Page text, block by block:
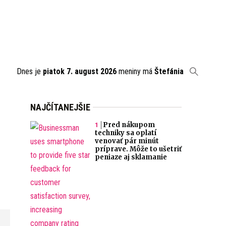
Dnes je piatok 7. august 2026 meniny má Štefánia
NAJČÍTANEJŠIE
Pred nákupom
techniky sa oplatí
venovať pár minút
príprave. Môže to ušetriť
peniaze aj sklamanie